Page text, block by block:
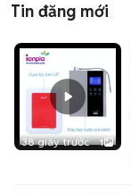
Tin đăng mới
38 giây trước 1